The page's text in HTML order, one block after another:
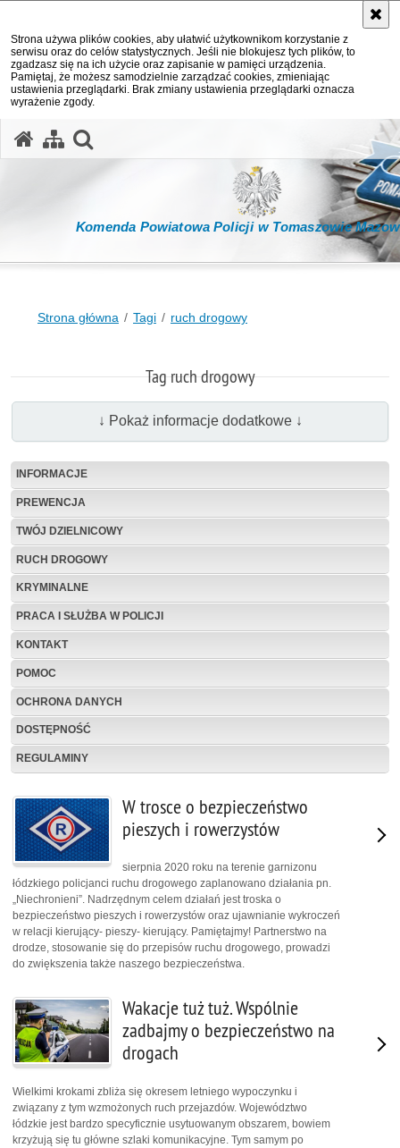
Strona używa plików cookies, aby ułatwić użytkownikom korzystanie z
serwisu oraz do celów statystycznych. Jeśli nie blokujesz tych plików, to
zgadzasz się na ich użycie oraz zapisanie w pamięci urządzenia.
Pamiętaj, że możesz samodzielnie zarządzać cookies, zmieniając
ustawienia przeglądarki. Brak zmiany ustawienia przeglądarki oznacza
wyrażenie zgody.
Komenda Powiatowa Policji w Tomaszowie
Strona główna Tagi ruch drogowy
Tag ruch drogowy
↓ Pokaż informacje dodatkowe ↓
INFORMACJE
PREWENCJA
TWÓJ DZIELNICOWY
RUCH DROGOWY
KRYMINALNE
PRACA I SŁUŻBA W POLICJI
KONTAKT
POMOC
OCHRONA DANYCH
DOSTĘPNOŚĆ
REGULAMINY
W trosce o bezpieczeństwo
pieszych i rowerzystów
sierpnia 2020 roku na terenie garnizonu
łódzkiego policjanci ruchu drogowego zaplanowano działania pn.
„Niechronieni”. Nadrzędnym celem działań jest troska o
bezpieczeństwo pieszych i rowerzystów oraz ujawnianie wykroczeń
w relacji kierujący- pieszy- kierujący. Pamiętajmy! Partnerstwo na
drodze, stosowanie się do przepisów ruchu drogowego, prowadzi
do zwiększenia także naszego bezpieczeństwa.
Wakacje tuż tuż. Wspólnie
zadbajmy o bezpieczeństwo na
drogach
Wielkimi krokami zbliża się okresem letniego wypoczynku i
związany z tym wzmożonych ruch przejazdów. Województwo
łódzkie jest bardzo specyficznie usytuowanym obszarem, bowiem
krzyżują się tu główne szlaki komunikacyjne. Tym samym po